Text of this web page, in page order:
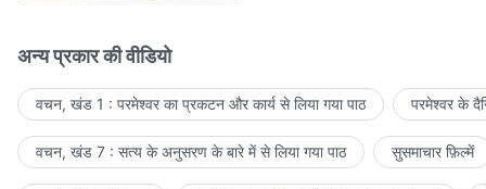
अन्य प्रकार की वीडियो
वचन, खंड 1 : परमेश्वर का प्रकटन और कार्य से लिया गया पाठ परमेश्वर के
वचन, खंड 7 : सत्य के अनुसरण के बारे में से लिया गया पाठ सुसमाचार फ़िल्में